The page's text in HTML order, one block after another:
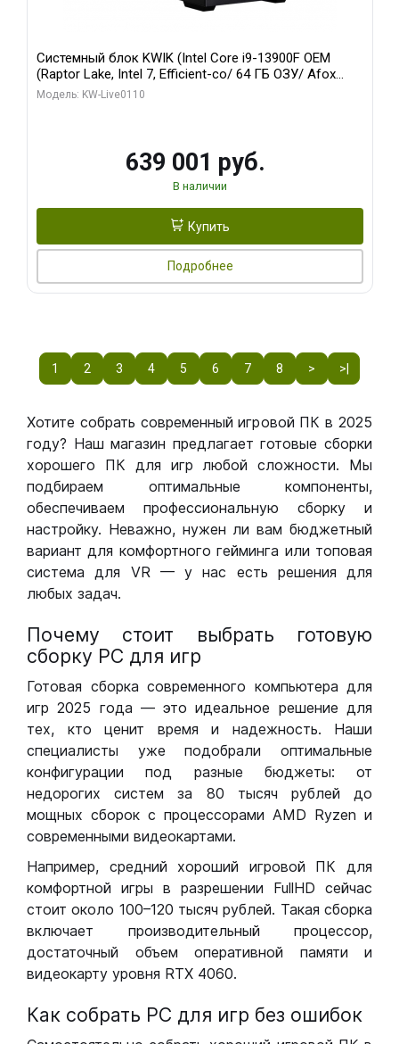
Системный блок KWIK (Intel Core i9-13900F OEM
(Raptor Lake, Intel 7, Efficient-co/ 64 ГБ ОЗУ/ Afox
RTX4090 24GB GDDR6X 384-Bit 3xDP HDMI ATX Turbo/
Модель: KW-Live0110
639 001 руб.
В наличии
Купить
Подробнее
1 2 3 4 5 6 7 8 > >|
Хотите собрать современный игровой ПК в 2025
году? Наш магазин предлагает готовые сборки
хорошего ПК для игр любой сложности. Мы
подбираем оптимальные компоненты,
обеспечиваем профессиональную сборку и
настройку. Неважно, нужен ли вам бюджетный
вариант для комфортного гейминга или топовая
система для VR — у нас есть решения для
любых задач.
Почему стоит выбрать готовую
сборку РС для игр
Готовая сборка современного компьютера для
игр 2025 года — это идеальное решение для
тех, кто ценит время и надежность. Наши
специалисты уже подобрали оптимальные
конфигурации под разные бюджеты: от
недорогих систем за 80 тысяч рублей до
мощных сборок с процессорами AMD Ryzen и
современными видеокартами.
Например, средний хороший игровой ПК для
комфортной игры в разрешении FullHD сейчас
стоит около 100–120 тысяч рублей. Такая сборка
включает производительный процессор,
достаточный объем оперативной памяти и
видеокарту уровня RTX 4060.
Как собрать РС для игр без ошибок